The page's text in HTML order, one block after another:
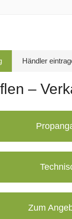
Händler
–
Zum